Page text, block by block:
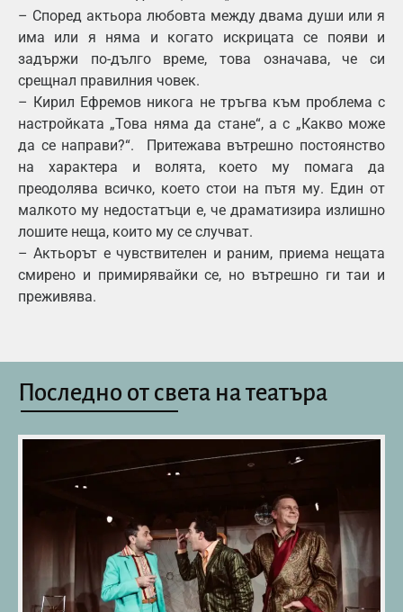
– Според актьора любовта между двама души или я
има или я няма и когато искрицата се появи и
задържи по-дълго време, това означава, че си
срещнал правилния човек.
– Кирил Ефремов никога не тръгва към проблема с
настройката „Това няма да стане“, а с „Какво може
да се направи?“. Притежава вътрешно постоянство
на характера и волята, което му помага да
преодолява всичко, което стои на пътя му. Един от
малкото му недостатъци е, че драматизира излишно
лошите неща, които му се случват.
– Актьорът е чувствителен и раним, приема нещата
смирено и примирявайки се, но вътрешно ги таи и
преживява.
Последно от света на театъра